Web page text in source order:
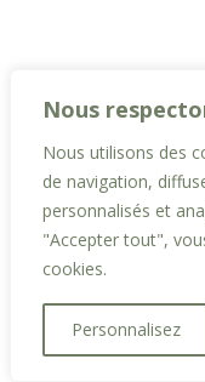
Nous
Nous utilisons des
de navigation,
personnalisés et
"Accepter tout",
cookies.
Personnalisez